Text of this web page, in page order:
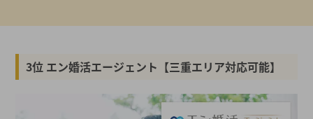
3位 エン婚活エージェント【三重エリア対応可能】